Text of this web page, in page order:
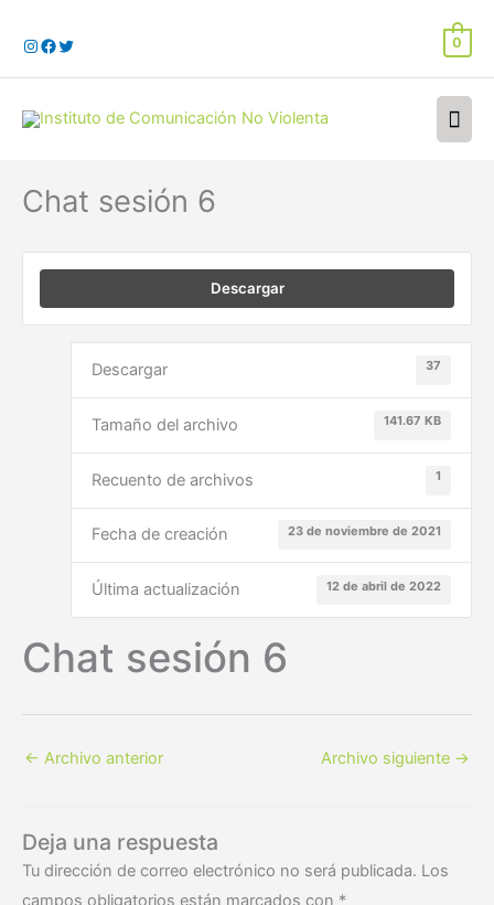
contenido
0
Chat sesión 6
Descargar
Descargar 37
Tamaño del archivo 141.67 KB
Recuento de archivos 1
Fecha de creación 23 de noviembre de 2021
Última actualización 12 de abril de 2022
Chat sesión 6
← Archivo anterior Archivo siguiente →
Deja una respuesta
Tu dirección de correo electrónico no será publicada. Los
campos obligatorios están marcados con *